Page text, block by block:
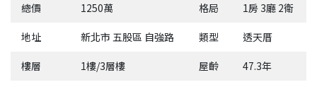
總價 1250萬 格局 1房 3廳 2衛
地址 新北市 五股區 自強路 類型 透天厝
樓層 1樓/3層樓 屋齡 47.3年